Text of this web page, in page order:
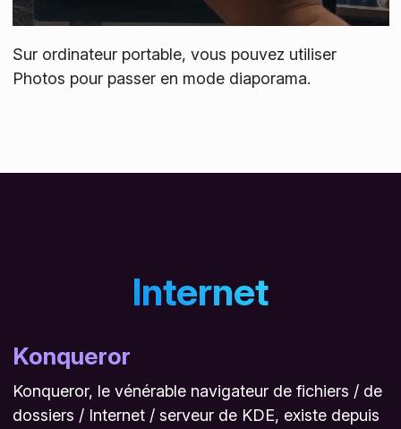
Sur ordinateur portable, vous pouvez utiliser
Photos pour passer en mode diaporama.
Internet
Konqueror
Konqueror, le vénérable navigateur de fichiers / de
dossiers / Internet / serveur de KDE, existe depuis